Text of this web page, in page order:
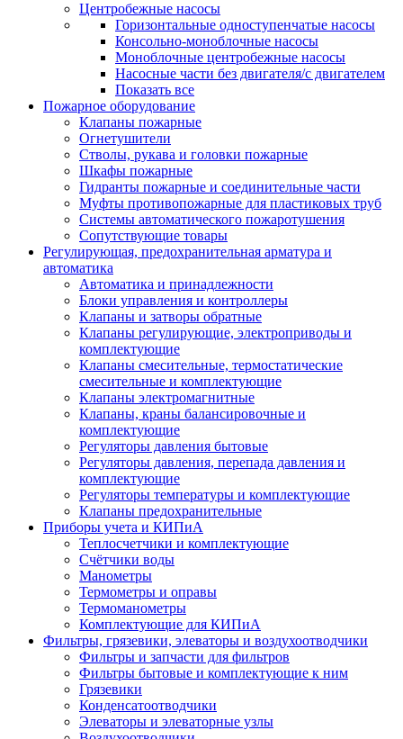
Центробежные насосы
Горизонтальные одноступенчатые насосы
Консольно-моноблочные насосы
Моноблочные центробежные насосы
Насосные части без двигателя/с двигателем
Показать все
Пожарное оборудование
Клапаны пожарные
Огнетушители
Стволы, рукава и головки пожарные
Шкафы пожарные
Гидранты пожарные и соединительные части
Муфты противопожарные для пластиковых труб
Системы автоматического пожаротушения
Сопутствующие товары
Регулирующая, предохранительная арматура и
автоматика
Автоматика и принадлежности
Блоки управления и контроллеры
Клапаны и затворы обратные
Клапаны регулирующие, электроприводы и
комплектующие
Клапаны смесительные, термостатические
смесительные и комплектующие
Клапаны электромагнитные
Клапаны, краны балансировочные и
комплектующие
Регуляторы давления бытовые
Регуляторы давления, перепада давления и
комплектующие
Регуляторы температуры и комплектующие
Клапаны предохранительные
Приборы учета и КИПиА
Теплосчетчики и комплектующие
Счётчики воды
Манометры
Термометры и оправы
Термоманометры
Комплектующие для КИПиА
Фильтры, грязевики, элеваторы и воздухоотводчики
Фильтры и запчасти для фильтров
Фильтры бытовые и комплектующие к ним
Грязевики
Конденсатоотводчики
Элеваторы и элеваторные узлы